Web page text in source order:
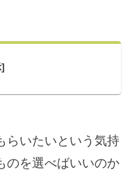
らいたいという気持
のを選べばいいのか